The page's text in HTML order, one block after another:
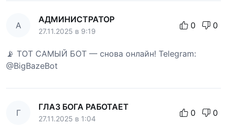
А
АДМИНИСТРАТОР
27.11.2025 в 9:19
0 0
📡 ТОТ САМЫЙ БОТ — снова онлайн! Telegram:
@BigBazeBot
Г
ГЛАЗ БОГА РАБОТАЕТ
27.11.2025 в 1:04
0 0